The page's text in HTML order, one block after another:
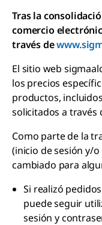
Tras la
comercio
través de
El sitio web
los precios
productos,
solicitados a través
Como parte de la
(inicio de sesión y/
cambiado para
Si realizó
puede seguir
sesión y